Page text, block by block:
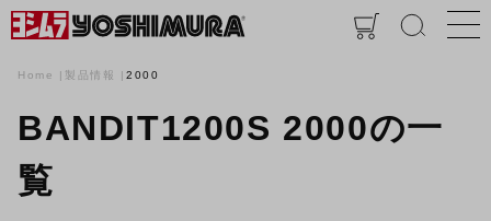
Home 製品情報 2000
BANDIT1200S 2000の一
覧